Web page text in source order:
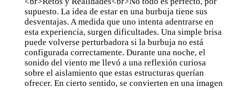
supuesto. La idea de estar en una burbuja tiene sus
desventajas. A medida que uno intenta adentrarse en
esta experiencia, surgen dificultades. Una simple brisa
puede volverse perturbadora si la burbuja no está
configurada correctamente. Durante una noche, el
sonido del viento me llevó a una reflexión curiosa
sobre el aislamiento que estas estructuras querían
ofrecer. En cierto sentido, se convierten en una imagen